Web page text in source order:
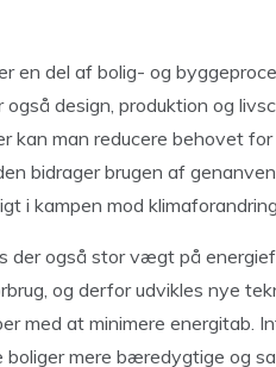
en del af bolig- og
design, produktion og
kan man reducere behovet
bidrager brugen af
i kampen mod
der også stor vægt på
og derfor udvikles nye
med at minimere energitab.
boliger mere bæredygtige og